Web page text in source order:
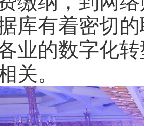
库有着密切
业的数字化
关。